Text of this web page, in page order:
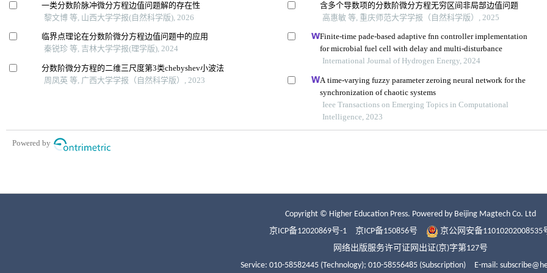
Copyright © Higher Education Press. Powered by Beijing Magtech Co. Ltd
京ICP备12020869号-1
京ICP备150856号
京公网安备11010202008535
网络出版服务许可证网出证(京)字第127号
Service: 010-58582445 (Technology); 010-58556485 (Subscription) E-mail: